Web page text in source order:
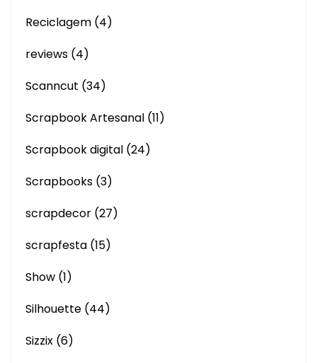
Reciclagem (4)
reviews (4)
Scanncut (34)
Scrapbook Artesanal (11)
Scrapbook digital (24)
Scrapbooks (3)
scrapdecor (27)
scrapfesta (15)
Show (1)
Silhouette (44)
Sizzix (6)